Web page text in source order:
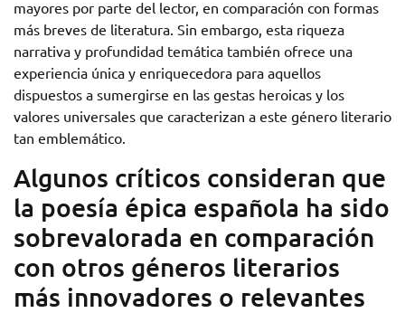
mayores por parte del lector, en comparación con formas
más breves de literatura. Sin embargo, esta riqueza
narrativa y profundidad temática también ofrece una
experiencia única y enriquecedora para aquellos
dispuestos a sumergirse en las gestas heroicas y los
valores universales que caracterizan a este género literario
tan emblemático.
Algunos críticos consideran que
la poesía épica española ha sido
sobrevalorada en comparación
con otros géneros literarios
más innovadores o relevantes